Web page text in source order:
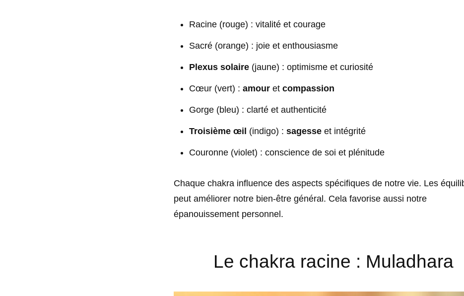
Racine (rouge) : vitalité et courage
Sacré (orange) : joie et enthousiasme
Plexus solaire (jaune) : optimisme et curiosité
Cœur (vert) : amour et compassion
Gorge (bleu) : clarté et authenticité
Troisième œil (indigo) : sagesse et intégrité
Couronne (violet) : conscience de soi et plénitude
Chaque chakra influence des aspects spécifiques de notre vie. Les
peut améliorer notre bien-être général. Cela favorise aussi notre
épanouissement personnel.
Le chakra racine : Muladhara